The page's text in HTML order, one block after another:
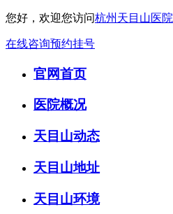
您好，欢迎您访问杭州天目山医院
在线咨询预约挂号
官网首页
医院概况
天目山动态
天目山地址
天目山环境